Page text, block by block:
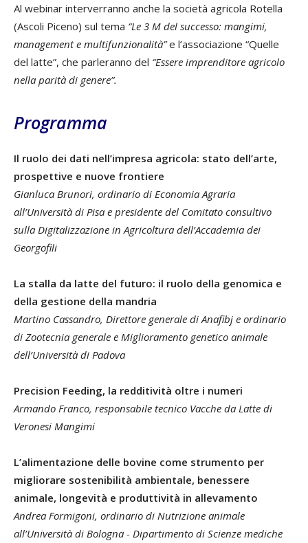
Al webinar interverranno anche la società agricola Rotella
(Ascoli Piceno) sul tema “Le 3 M del successo: mangimi,
management e multifunzionalità”e l’associazione “Quelle
del latte”, che parleranno del “Essere imprenditore agricolo
nella parità di genere”.
Programma
Il ruolo dei dati nell’impresa agricola: stato dell’arte,
prospettive e nuove frontiere
Gianluca Brunori, ordinario di Economia Agraria
all’Università di Pisa e presidente del Comitato consultivo
sulla Digitalizzazione in Agricoltura dell’Accademia dei
Georgofili
La stalla da latte del futuro: il ruolo della genomica e
della gestione della mandria
Martino Cassandro, Direttore generale di Anafibj e ordinario
di Zootecnia generale e Miglioramento genetico animale
dell’Università di Padova
Precision Feeding, la redditività oltre i numeri
Armando Franco, responsabile tecnico Vacche da Latte di
Veronesi Mangimi
L’alimentazione delle bovine come strumento per
migliorare sostenibilità ambientale, benessere
animale, longevità e produttività in allevamento
Andrea Formigoni, ordinario di Nutrizione animale
all’Università di Bologna - Dipartimento di Scienze mediche